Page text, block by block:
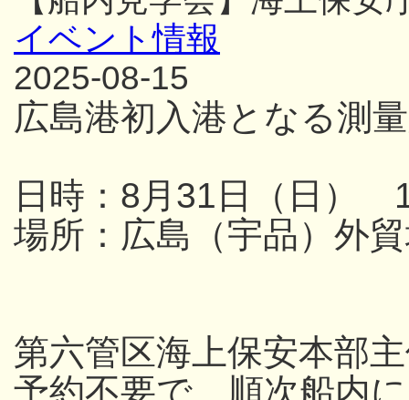
イベント情報
2025-08-15
広島港初入港となる測
日時：8月31日（日）
場所：広島（宇品）外
第六管区海上保安本部
予約不要で、順次船内